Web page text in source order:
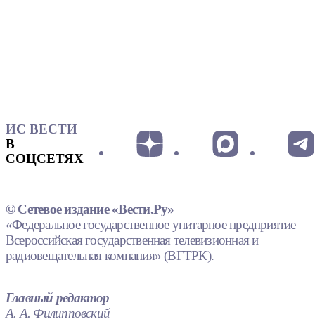
ИС ВЕСТИ
В
СОЦСЕТЯХ
© Сетевое издание «Вести.Ру»
«Федеральное государственное унитарное предприятие
Всероссийская государственная телевизионная и
радиовещательная компания» (ВГТРК).
Главный редактор
А. А. Филипповский